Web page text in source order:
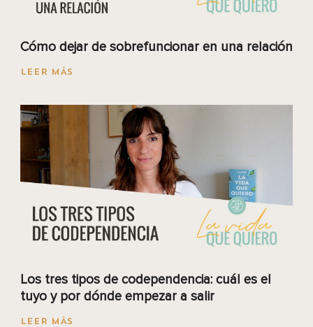
Cómo dejar de sobrefuncionar en una relación
LEER MÁS
Los tres tipos de codependencia: cuál es el
tuyo y por dónde empezar a salir
LEER MÁS